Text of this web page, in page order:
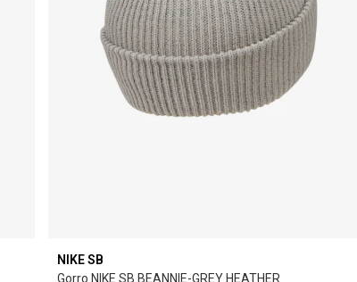
NIKE SB
Gorro NIKE SB BEANNIE-GREY HEATHER